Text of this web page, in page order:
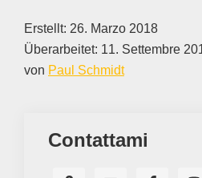
Erstellt: 26. Marzo 2018
Überarbeitet: 11. Settembre
von Paul Schmidt
Contattami